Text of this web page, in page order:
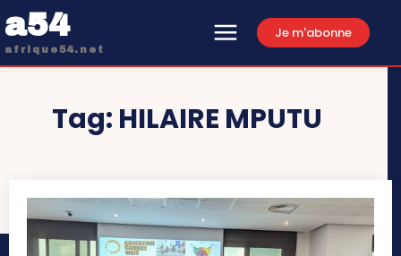
a54
afrique54.net
Je m'abonne
Tag: HILAIRE MPUTU